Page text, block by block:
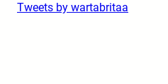
Tweets by wartabritaa